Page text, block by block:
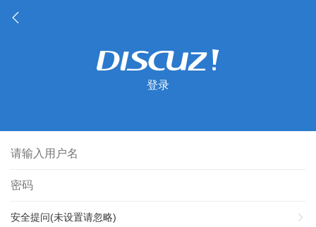
登录
安全提问(未设置请忽略)